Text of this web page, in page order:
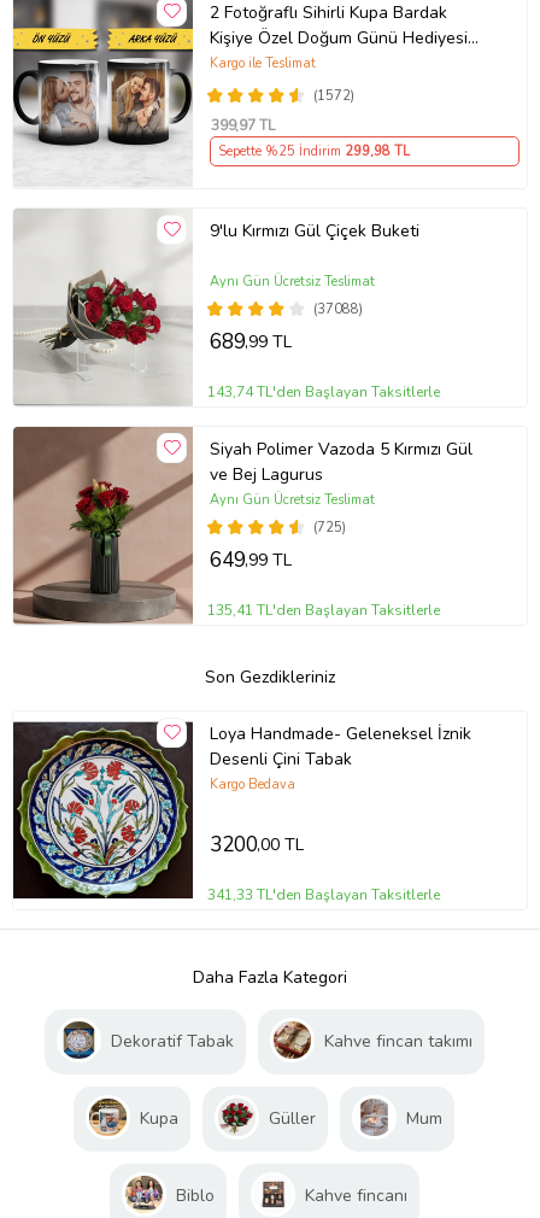
2 Fotoğraflı Sihirli Kupa Bardak
Kişiye Özel Doğum Günü Hediyesi
Sevgiliye Hediye Anneye Babaya
Ablaya Abiye Kız Erkek Kardeşe
Arkadaşa Resimli Günü Yıl Dönümü
Hediyesi
(1572)
Kargo ile Teslimat
399,97 TL
Sepette %25 İndirim 299,98 TL
9'lu Kırmızı Gül Çiçek Buketi
(37088)
Aynı Gün Ücretsiz Teslimat
689,99 TL
143,74 TL'den Başlayan Taksitlerle
Siyah Polimer Vazoda 5 Kırmızı Gül
ve Bej Lagurus
(725)
Aynı Gün Ücretsiz Teslimat
649,99 TL
135,41 TL'den Başlayan Taksitlerle
Son Gezdikleriniz
Loya Handmade- Geleneksel İznik
Desenli Çini Tabak
Kargo Bedava
3200,00 TL
341,33 TL'den Başlayan Taksitlerle
Daha Fazla Kategori
Dekoratif Tabak Kahve fincan takımı
Kupa Güller Mum
Biblo Kahve fincanı